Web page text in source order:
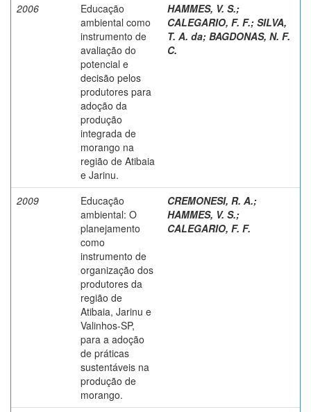
2006
Educação
ambiental como
instrumento de
avaliação do
potencial e
decisão pelos
produtores para
adoção da
produção
integrada de
morango na
região de Atibaia
e Jarinu.
HAMMES, V. S.;
CALEGARIO, F. F.; SILVA,
T. A. da; BAGDONAS, N. F.
C.
2009
Educação
ambiental: O
planejamento
como
instrumento de
organização dos
produtores da
região de
Atibaia, Jarinu e
Valinhos-SP,
para a adoção
de práticas
sustentáveis na
produção de
morango.
CREMONESI, R. A.;
HAMMES, V. S.;
CALEGARIO, F. F.